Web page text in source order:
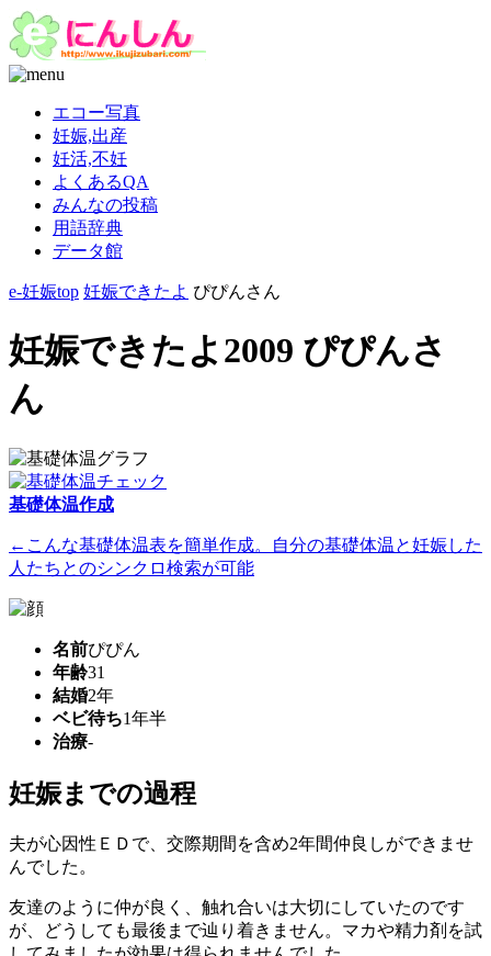
エコー写真
妊娠,出産
妊活,不妊
よくあるQA
みんなの投稿
用語辞典
データ館
e-妊娠top 妊娠できたよ ぴぴんさん
妊娠できたよ2009 ぴぴんさ
ん
基礎体温作成
←こんな基礎体温表を簡単作成。自分の基礎体温と妊娠した
人たちとのシンクロ検索が可能
名前ぴぴん
年齢31
結婚2年
ベビ待ち1年半
治療-
妊娠までの過程
夫が心因性ＥＤで、交際期間を含め2年間仲良しができませ
んでした。
友達のように仲が良く、触れ合いは大切にしていたのです
が、どうしても最後まで辿り着きません。マカや精力剤を試